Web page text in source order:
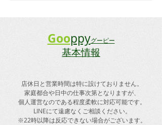
Gooppyグーピー
基本情報
店休日と​営業時間は特に設けておりません。
​家庭都合や日中の仕事次第となりますが、
個人運営なのである程度柔軟に対応可能です。
LINEにて遠慮なくご相談ください。
​※22時以降は反応できない場合がございます。